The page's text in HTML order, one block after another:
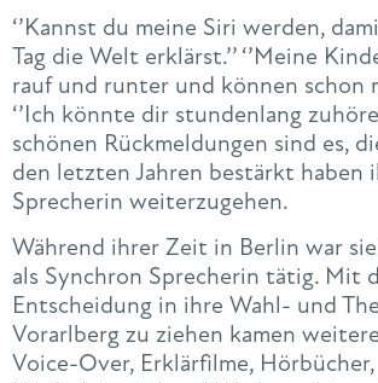
‘’Kannst du meine Siri werden,
Tag die Welt erklärst.’’ ‘’Meine
rauf und runter und können schon
‘’Ich könnte dir stundenlang
schönen Rückmeldungen sind es,
den letzten Jahren bestärkt haben
Sprecherin weiterzugehen.
Während ihrer Zeit in Berlin war
als Synchron Sprecherin tätig. Mit
Entscheidung in ihre Wahl- und
Vorarlberg zu ziehen kamen
Voice-Over, Erklärfilme, Hörbücher,